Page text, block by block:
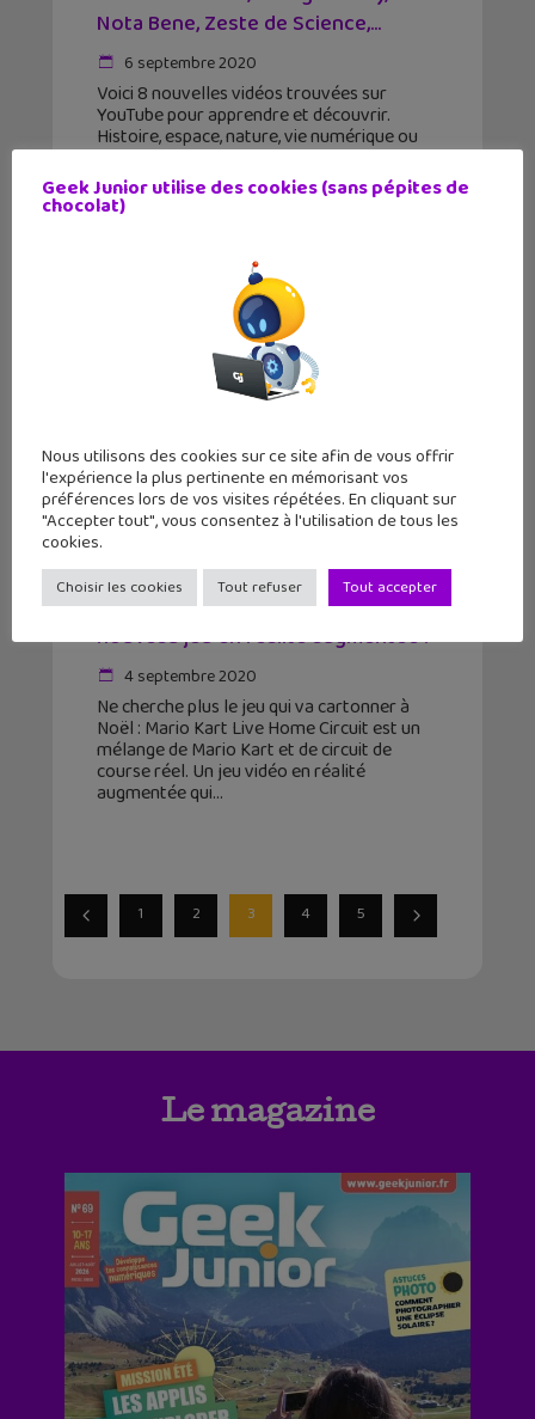
Nota Bene, Zeste de Science,...
6 septembre 2020
Voici 8 nouvelles vidéos trouvées sur
YouTube pour apprendre et découvrir.
Histoire, espace, nature, vie numérique ou
anglais sont au menu ! Nous avons
sélectionné pour vous cette semaine des
vidéos des chaînes Poisson Fécond,
Mario Kart Live Home Circuit : un
nouveau jeu en réalité augmentée !
4 septembre 2020
Ne cherche plus le jeu qui va cartonner à
Noël : Mario Kart Live Home Circuit est un
mélange de Mario Kart et de circuit de
course réel. Un jeu vidéo en réalité
augmentée qui
1 2 3 4 5
Le magazine
Geek Junior utilise des cookies (sans pépites de
chocolat)
Nous utilisons des cookies sur ce site afin de vous offrir
l'expérience la plus pertinente en mémorisant vos
préférences lors de vos visites répétées. En cliquant sur
"Accepter tout", vous consentez à l'utilisation de tous les
cookies.
Choisir les cookies Tout refuser Tout accepter